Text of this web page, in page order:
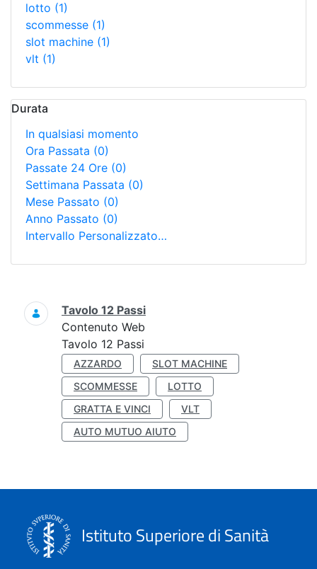
lotto (1)
scommesse (1)
slot machine (1)
vlt (1)
Durata
In qualsiasi momento
Ora Passata (0)
Passate 24 Ore (0)
Settimana Passata (0)
Mese Passato (0)
Anno Passato (0)
Intervallo Personalizzato…
Ricerca
Tavolo 12 Passi
Contenuto Web
Tavolo 12 Passi
AZZARDO
SLOT MACHINE
SCOMMESSE
LOTTO
GRATTA E VINCI
VLT
AUTO MUTUO AIUTO
Istituto Superiore di Sanità